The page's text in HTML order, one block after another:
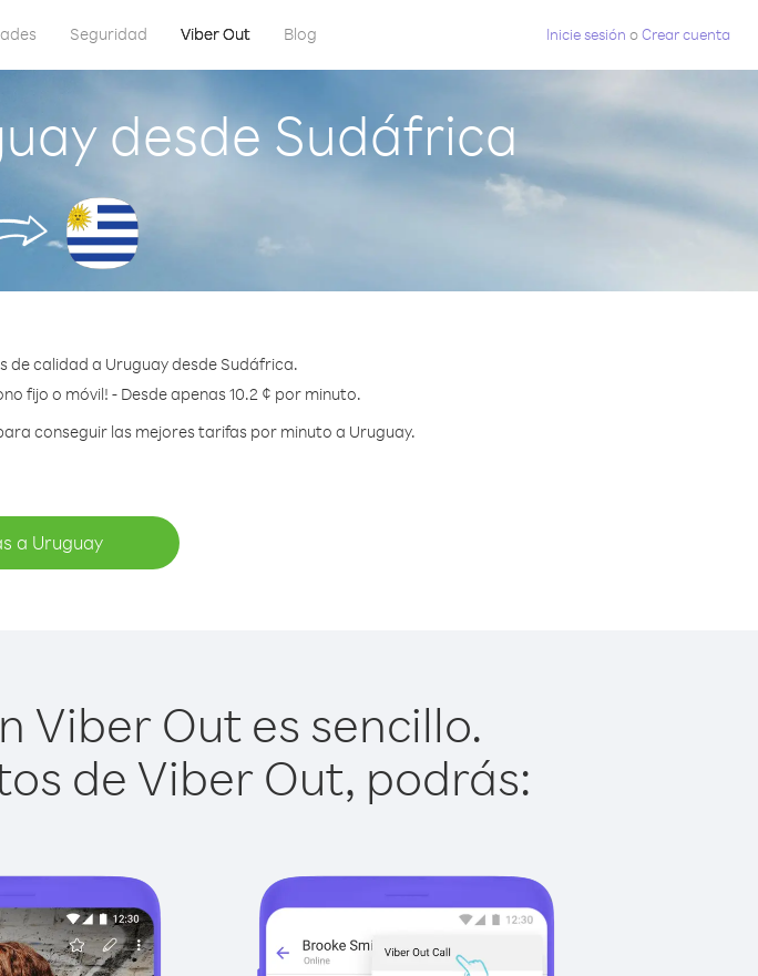
Seguridad Viber Out Blog Inicie sesión oCrear cuenta
desde Sudáfrica
de calidad a Uruguay desde Sudáfrica.
fijo o móvil! - Desde apenas 10.2 ¢ por minuto.
conseguir las mejores tarifas por minuto a Uruguay.
a Uruguay
Viber Out es sencillo.
de Viber Out, podrás: